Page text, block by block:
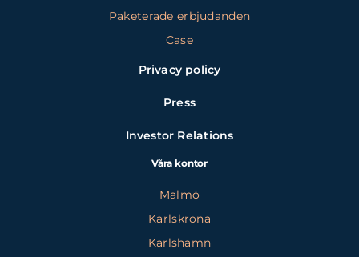
Paketerade erbjudanden
Case
Privacy policy
Press
Investor Relations
Våra kontor
Malmö
Karlskrona
Karlshamn